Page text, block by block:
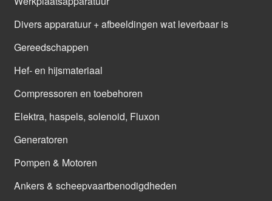
Divers apparatuur + afbeeldingen wat leverbaar is
Gereedschappen
Hef- en hijsmateriaal
Compressoren en toebehoren
Elektra, haspels, solenoid, Fluxon
Generatoren
Pompen & Motoren
Ankers & scheepvaartbenodigdheden